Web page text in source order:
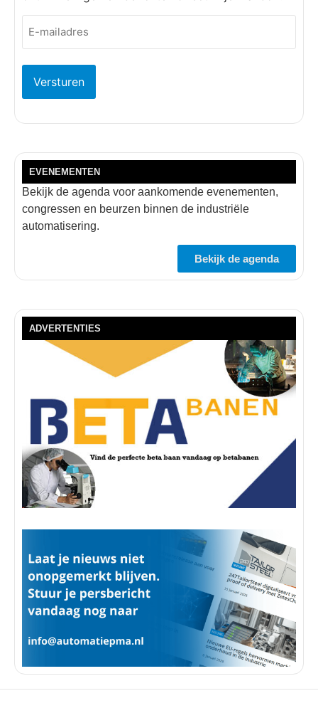
E-
mailadres
EVENEMENTEN
Bekijk de agenda voor aankomende evenementen,
congressen en beurzen binnen de industriële
automatisering.
Bekijk de agenda
ADVERTENTIES